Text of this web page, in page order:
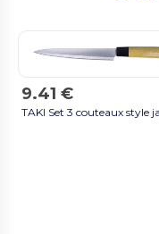
9.41 €